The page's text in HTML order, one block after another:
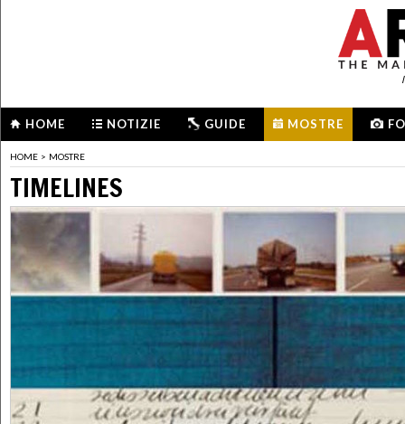
HOME NOTIZIE GUIDE MOSTRE
HOME > MOSTRE
TIMELINES